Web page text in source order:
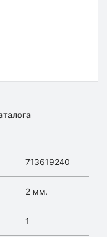
713619240
2 мм.
1